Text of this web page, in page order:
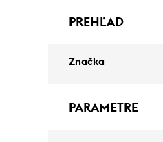
PREHĽAD
Značka
PARAMETRE